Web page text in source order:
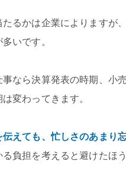
るかは企業によりますが
いです。
なら決算発表の時期、小
変わってきます。
えても、忙しさのあまり
負担を考えると避けたほ